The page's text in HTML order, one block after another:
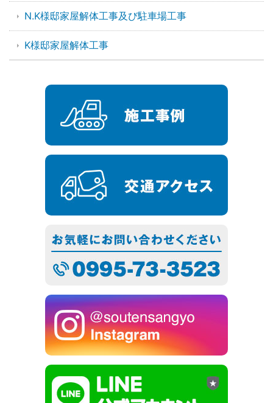
N.K様邸家屋解体工事及び駐車場工事
K様邸家屋解体工事